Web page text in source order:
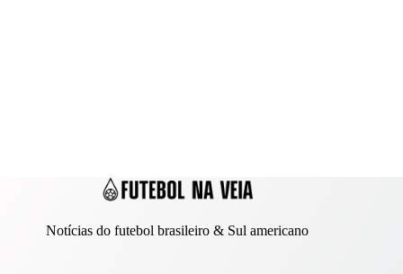
Notícias do futebol brasileiro & Sul americano